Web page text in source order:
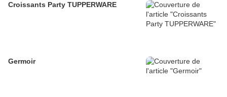
Croissants Party TUPPERWARE
Germoir